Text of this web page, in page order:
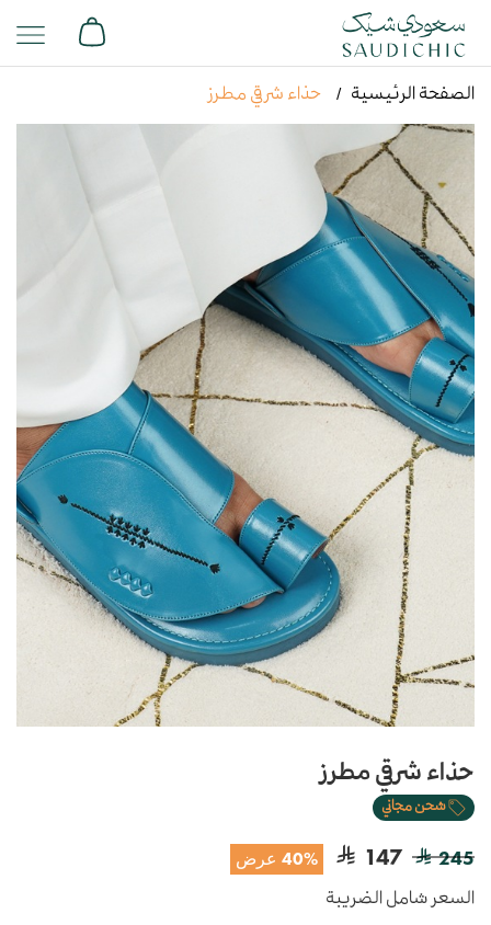
الصفحة الرئيسية حذاء شرقي مطرز
حذاء شرقي مطرز
شحن مجاني
245
147 40% عرض
السعر شامل الضريبة